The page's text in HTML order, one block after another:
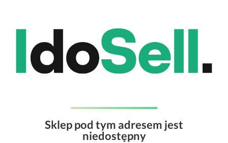
Sklep pod tym adresem jest
niedostępny